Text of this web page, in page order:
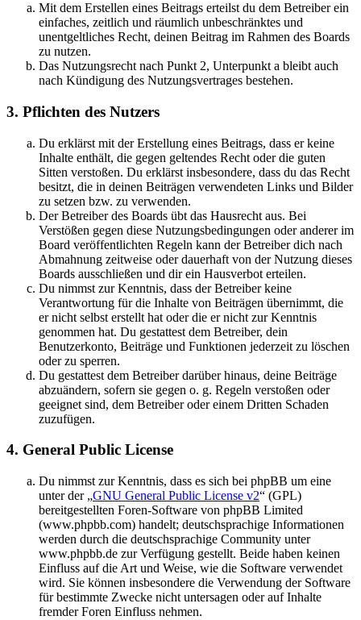
Mit dem Erstellen eines Beitrags erteilst du dem Betreiber ein
einfaches, zeitlich und räumlich unbeschränktes und
unentgeltliches Recht, deinen Beitrag im Rahmen des Boards
zu nutzen.
Das Nutzungsrecht nach Punkt 2, Unterpunkt a bleibt auch
nach Kündigung des Nutzungsvertrages bestehen.
3. Pflichten des Nutzers
Du erklärst mit der Erstellung eines Beitrags, dass er keine
Inhalte enthält, die gegen geltendes Recht oder die guten
Sitten verstoßen. Du erklärst insbesondere, dass du das Recht
besitzt, die in deinen Beiträgen verwendeten Links und Bilder
zu setzen bzw. zu verwenden.
Der Betreiber des Boards übt das Hausrecht aus. Bei
Verstößen gegen diese Nutzungsbedingungen oder anderer im
Board veröffentlichten Regeln kann der Betreiber dich nach
Abmahnung zeitweise oder dauerhaft von der Nutzung dieses
Boards ausschließen und dir ein Hausverbot erteilen.
Du nimmst zur Kenntnis, dass der Betreiber keine
Verantwortung für die Inhalte von Beiträgen übernimmt, die
er nicht selbst erstellt hat oder die er nicht zur Kenntnis
genommen hat. Du gestattest dem Betreiber, dein
Benutzerkonto, Beiträge und Funktionen jederzeit zu löschen
oder zu sperren.
Du gestattest dem Betreiber darüber hinaus, deine Beiträge
abzuändern, sofern sie gegen o. g. Regeln verstoßen oder
geeignet sind, dem Betreiber oder einem Dritten Schaden
zuzufügen.
4. General Public License
Du nimmst zur Kenntnis, dass es sich bei phpBB um eine
unter der „GNU General Public License v2“ (GPL)
bereitgestellten Foren-Software von phpBB Limited
(www.phpbb.com) handelt; deutschsprachige Informationen
werden durch die deutschsprachige Community unter
www.phpbb.de zur Verfügung gestellt. Beide haben keinen
Einfluss auf die Art und Weise, wie die Software verwendet
wird. Sie können insbesondere die Verwendung der Software
für bestimmte Zwecke nicht untersagen oder auf Inhalte
fremder Foren Einfluss nehmen.